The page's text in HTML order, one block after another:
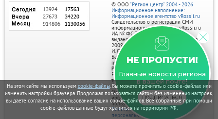
На этом сайте мы используем cookie-файлы. Вы можете прочитать о cookie-файлах или
изменить настройки браузера. Продолжая пользоваться сайтом без изменения настроек,
вы даете согласие на использование ваших cookie-файлов. Все собранные при помощи
cookie-файлов данные будут храниться на территории РФ.
НЕ ПРОПУСТИ!
Главные новости региона
в вашей почте!
ПОДПИСАТЬСЯ
© ООО "Регион центр" 2004 - 2026
Информационное наполнение:
Информационное агентство vRossii.ru
Свидетельство о регистрации СМИ
информационного агентства vRossii.ru
ИА № ФС 77‑35502
выдано РОСКОМНАДЗОРом 04 марта
2009г.
И. О. Главного редактора Нарыков А. Н.
Баннеры на портале размещаются на
правах рекламы.
Реклама на портале:
Рекламное агентство "Умный маркетинг"
тел. 7-910-267-70-40,
email: umnyy.marketing@yandex.ru
Отдельные публикации могут содержать
информацию, не предназначенную для
пользователей до 18 лет.
Политика в отношении обработки
персональных данных